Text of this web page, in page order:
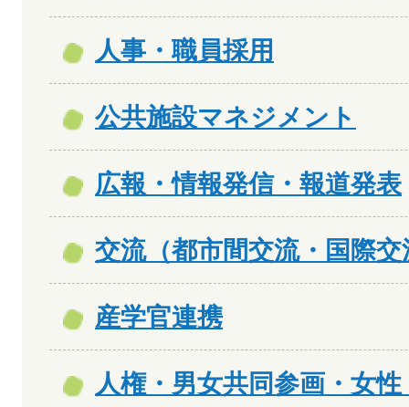
人事・職員採用
公共施設マネジメント
広報・情報発信・報道発表
交流（都市間交流・国際交
産学官連携
人権・男女共同参画・女